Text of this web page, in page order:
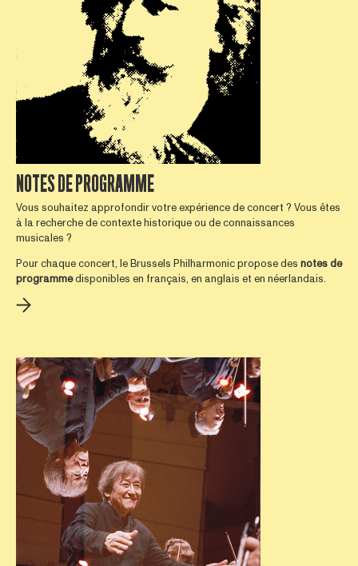
NOTES DE PROGRAMME
Vous souhaitez approfondir votre expérience de concert ? Vous êtes
à la recherche de contexte historique ou de connaissances
musicales ?
Pour chaque concert, le Brussels Philharmonic propose des notes de
programmedisponibles en français, en anglais et en néerlandais.